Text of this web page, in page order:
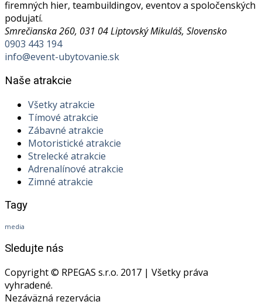
firemných hier, teambuildingov, eventov a spoločenských
podujatí.
Smrečianska 260, 031 04 Liptovský Mikuláš, Slovensko
0903 443 194
info@event-ubytovanie.sk
Naše atrakcie
Všetky atrakcie
Tímové atrakcie
Zábavné atrakcie
Motoristické atrakcie
Strelecké atrakcie
Adrenalínové atrakcie
Zimné atrakcie
Tagy
media
Sledujte nás
Copyright © RPEGAS s.r.o. 2017 | Všetky práva
vyhradené.
Nezáväzná rezervácia